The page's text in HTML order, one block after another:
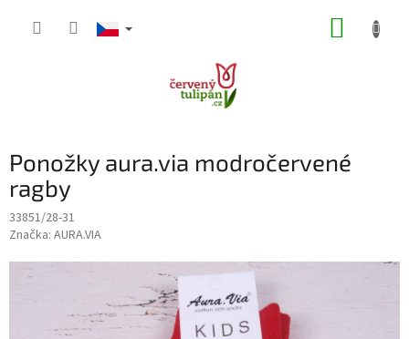
Ponožky aura.via modročervené
ragby
33851/28-31
Značka: AURA.VIA